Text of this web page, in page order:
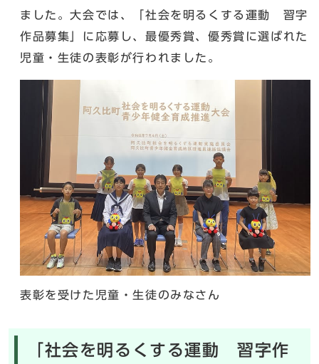
ました。大会では、「社会を明るくする運動 習字
作品募集」に応募し、最優秀賞、優秀賞に選ばれた
児童・生徒の表彰が行われました。
表彰を受けた児童・生徒のみなさん
「社会を明るくする運動 習字作